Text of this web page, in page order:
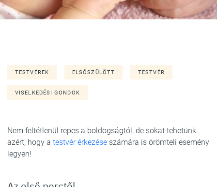
TESTVÉREK ELSŐSZÜLÖTT TESTVÉR
VISELKEDÉSI GONDOK
Nem feltétlenül repes a boldogságtól, de sokat tehetünk
azért, hogy a testvér érkezése számára is örömteli esemény
legyen!